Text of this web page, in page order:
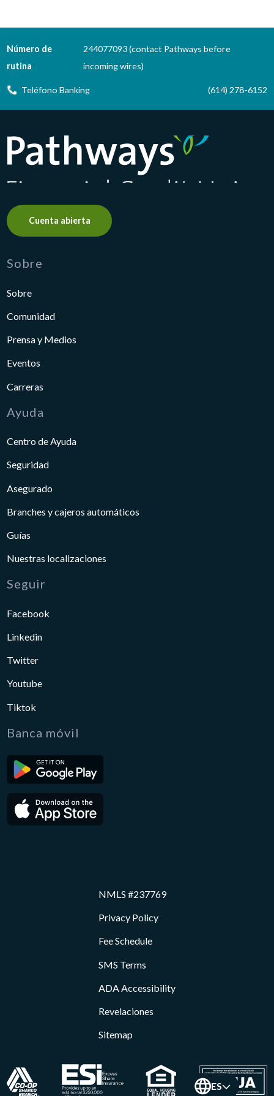
Número de
rutina
244077093 (contact Pathways before
incoming wires)
Teléfono Banking (614) 278-6152
Pathways Financial Credit Union
Cuenta abierta
Sobre
Sobre
Comunidad
Prensa y Medios
Eventos
Carreras
Ayuda
Centro de Ayuda
Seguridad
Asegurado
Branches y cajeros automáticos
Guías
Nuestras localizaciones
Seguir
Facebook
Linkedin
Twitter
Youtube
Tiktok
Banca móvil
NMLS #237769
Privacy Policy
Fee Schedule
SMS Terms
ADA Accessibility
Revelaciones
Sitemap
ES